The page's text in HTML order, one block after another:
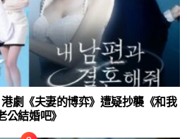
劇《夫妻的博弈》遭疑抄襲《和我
公結婚吧》